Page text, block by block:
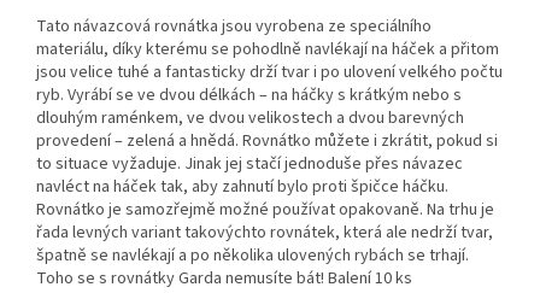
Tato návazcová rovnátka jsou vyrobena ze speciálního
materiálu, díky kterému se pohodlně navlékají na háček a přitom
jsou velice tuhé a fantasticky drží tvar i po ulovení velkého počtu
ryb. Vyrábí se ve dvou délkách – na háčky s krátkým nebo s
dlouhým raménkem, ve dvou velikostech a dvou barevných
provedení – zelená a hnědá. Rovnátko můžete i zkrátit, pokud si
to situace vyžaduje. Jinak jej stačí jednoduše přes návazec
navléct na háček tak, aby zahnutí bylo proti špičce háčku.
Rovnátko je samozřejmě možné používat opakovaně. Na trhu je
řada levných variant takovýchto rovnátek, která ale nedrží tvar,
špatně se navlékají a po několika ulovených rybách se trhají.
Toho se s rovnátky Garda nemusíte bát! Balení 10 ks